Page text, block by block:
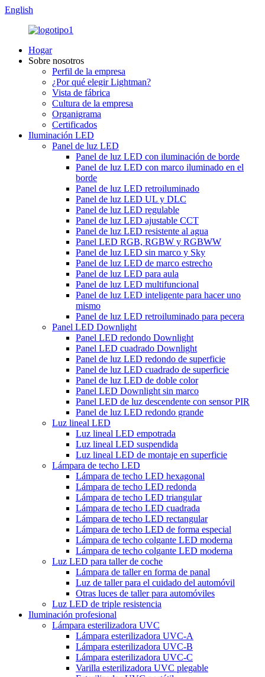
English
Hogar
Sobre nosotros
Perfil de la empresa
¿Por qué elegir Lightman?
Vista de fábrica
Cultura de la empresa
Organigrama
Certificados
Iluminación LED
Panel de luz LED
Panel de luz LED con iluminación de borde
Panel de luz LED con marco iluminado en el
borde
Panel de luz LED retroiluminado
Panel de luz LED UL y DLC
Panel de luz LED regulable
Panel de luz LED ajustable CCT
Panel de luz LED resistente al agua
Panel LED RGB, RGBW y RGBWW
Panel de luz LED sin marco y Sky
Panel de luz LED de marco estrecho
Panel de luz LED para aula
Panel de luz LED multifuncional
Panel de luz LED inteligente para hacer uno
mismo
Panel de luz LED retroiluminado para pecera
Panel LED Downlight
Panel LED redondo Downlight
Panel LED cuadrado Downlight
Panel de luz LED redondo de superficie
Panel de luz LED cuadrado de superficie
Panel de luz LED de doble color
Panel LED Downlight sin marco
Panel LED de luz descendente con sensor PIR
Panel de luz LED redondo grande
Luz lineal LED
Luz lineal LED empotrada
Luz lineal LED suspendida
Luz lineal LED de montaje en superficie
Lámpara de techo LED
Lámpara de techo LED hexagonal
Lámpara de techo LED redonda
Lámpara de techo LED triangular
Lámpara de techo LED cuadrada
Lámpara de techo LED rectangular
Lámpara de techo LED de forma especial
Lámpara de techo colgante LED moderna
Lámpara de techo colgante LED moderna
Luz LED para taller de coche
Lámpara de taller en forma de panal
Luz de taller para el cuidado del automóvil
Otras luces de taller para automóviles
Luz LED de triple resistencia
Iluminación profesional
Lámpara esterilizadora UVC
Lámpara esterilizadora UVC-A
Lámpara esterilizadora UVC-B
Lámpara esterilizadora UVC-C
Varilla esterilizadora UVC plegable